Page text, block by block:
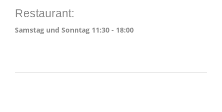
Restaurant:
Samstag und Sonntag 11:30 - 18:00